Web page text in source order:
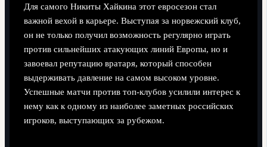
Для самого Никиты Хайкина этот евросезон стал
важной вехой в карьере. Выступая за норвежский клуб,
он не только получил возможность регулярно играть
против сильнейших атакующих линий Европы, но и
завоевал репутацию вратаря, который способен
выдерживать давление на самом высоком уровне.
Успешные матчи против топ-клубов усилили интерес к
нему как к одному из наиболее заметных российских
игроков, выступающих за рубежом.